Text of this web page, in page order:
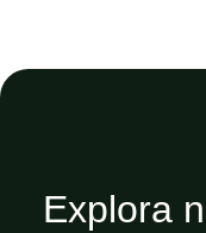
Explora